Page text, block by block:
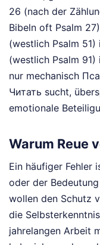
26 (nach der
Bibeln oft Psalm
(westlich Psalm 51)
(westlich Psalm
nur mechanisch
Читать sucht,
emotionale
Warum Reue
Ein häufiger Fehler
oder der
wollen den Schutz
die
jahrelangen Arbeit